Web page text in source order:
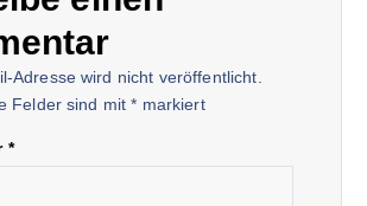
Adresse wird nicht veröffentlicht.
Felder sind mit* markiert
*